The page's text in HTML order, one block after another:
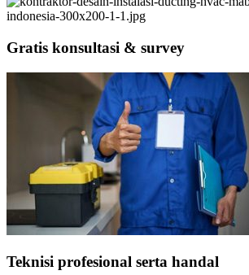
Gratis konsultasi & survey
Teknisi profesional serta handal